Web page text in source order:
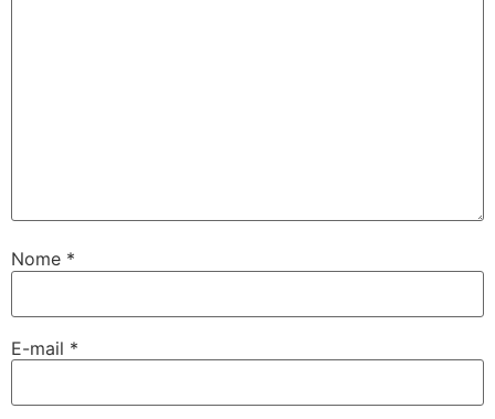
Nome *
E-mail *